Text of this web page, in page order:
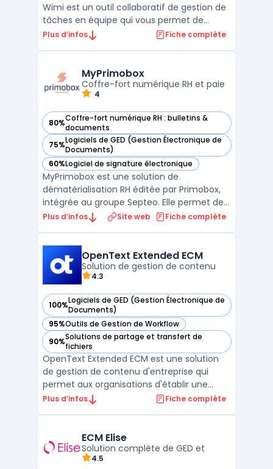
Wimi est un outil collaboratif de gestion de
tâches en équipe qui vous permet de
travailler plus rapidement et plus
tâches à des membres de votre équipe et
suivre leur progression ...
Plus d’infos Fiche complète
MyPrimobox
Coffre-fort numérique RH et paie
4
80%Coffre-fort numérique RH : bulletins &
documents
— voir MyPrimobox dans cette catégorie
75%Logiciels de GED (Gestion Électronique de
Documents)
— voir MyPrimobox dans cette catégorie
60%Logiciel de signature électronique
— voir MyPrimobox dans cette catégorie
MyPrimobox est une solution de
dématérialisation RH éditée par Primobox,
intégrée au groupe Septeo. Elle permet de
distribuer les bulletins de paie
collaborateur accède à ses documents
depuis un espace personnel sécuris ...
Plus d’infos Site web Fiche complète
OpenText Extended ECM
Solution de gestion de contenu
4.3
100%Logiciels de GED (Gestion Électronique de
Documents)
— voir OpenText Extended ECM dans cette catégorie
95%Outils de Gestion de Workflow
— voir OpenText Extended ECM dans cette catégorie
90%Solutions de partage et transfert de
fichiers
— voir OpenText Extended ECM dans cette catégorie
OpenText Extended ECM est une solution
de gestion de contenu d'entreprise qui
permet aux organisations d'établir une
gouvernance efficace des informations
intégration transparente avec les
applications ERP et CRM, faci ...
Plus d’infos Fiche complète
ECM Elise
Solution complète de GED et
4.5